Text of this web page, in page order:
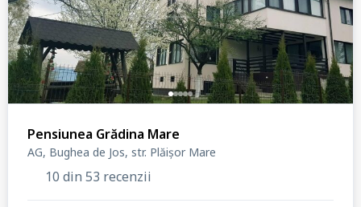
Pensiunea Grădina Mare
AG, Bughea de Jos, str. Plăișor Mare
10 din 53 recenzii